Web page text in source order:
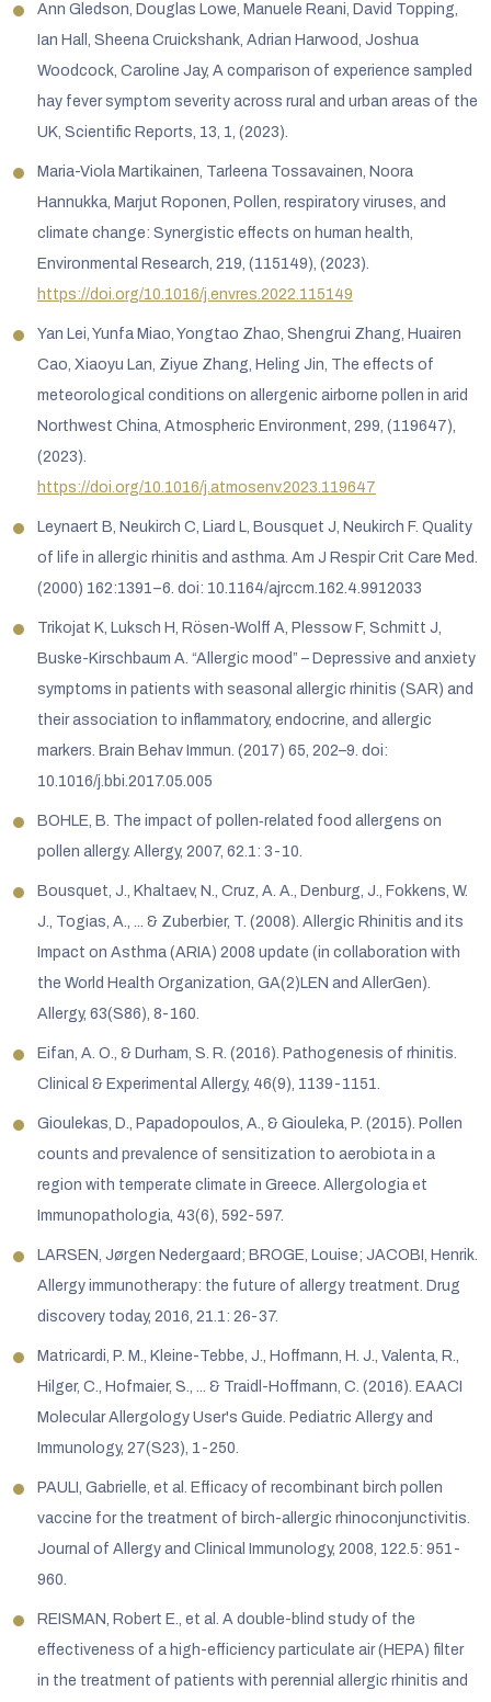
Ann Gledson, Douglas Lowe, Manuele Reani, David Topping,
Ian Hall, Sheena Cruickshank, Adrian Harwood, Joshua
Woodcock, Caroline Jay, A comparison of experience sampled
hay fever symptom severity across rural and urban areas of the
UK, Scientific Reports, 13, 1, (2023).
Maria-Viola Martikainen, Tarleena Tossavainen, Noora
Hannukka, Marjut Roponen, Pollen, respiratory viruses, and
climate change: Synergistic effects on human health,
Environmental Research, 219, (115149), (2023).
https://doi.org/10.1016/j.envres.2022.115149
Yan Lei, Yunfa Miao, Yongtao Zhao, Shengrui Zhang, Huairen
Cao, Xiaoyu Lan, Ziyue Zhang, Heling Jin, The effects of
meteorological conditions on allergenic airborne pollen in arid
Northwest China, Atmospheric Environment, 299, (119647),
(2023).
https://doi.org/10.1016/j.atmosenv.2023.119647
Leynaert B, Neukirch C, Liard L, Bousquet J, Neukirch F. Quality
of life in allergic rhinitis and asthma. Am J Respir Crit Care Med.
(2000) 162:1391–6. doi: 10.1164/ajrccm.162.4.9912033
Trikojat K, Luksch H, Rösen-Wolff A, Plessow F, Schmitt J,
Buske-Kirschbaum A. “Allergic mood” – Depressive and anxiety
symptoms in patients with seasonal allergic rhinitis (SAR) and
their association to inflammatory, endocrine, and allergic
markers. Brain Behav Immun. (2017) 65, 202–9. doi:
10.1016/j.bbi.2017.05.005
BOHLE, B. The impact of pollen‐related food allergens on
pollen allergy. Allergy, 2007, 62.1: 3-10.
Bousquet, J., Khaltaev, N., Cruz, A. A., Denburg, J., Fokkens, W.
J., Togias, A., ... & Zuberbier, T. (2008). Allergic Rhinitis and its
Impact on Asthma (ARIA) 2008 update (in collaboration with
the World Health Organization, GA(2)LEN and AllerGen).
Allergy, 63(S86), 8-160.
Eifan, A. O., & Durham, S. R. (2016). Pathogenesis of rhinitis.
Clinical & Experimental Allergy, 46(9), 1139-1151.
Gioulekas, D., Papadopoulos, A., & Giouleka, P. (2015). Pollen
counts and prevalence of sensitization to aerobiota in a
region with temperate climate in Greece. Allergologia et
Immunopathologia, 43(6), 592-597.
LARSEN, Jørgen Nedergaard; BROGE, Louise; JACOBI, Henrik.
Allergy immunotherapy: the future of allergy treatment. Drug
discovery today, 2016, 21.1: 26-37.
Matricardi, P. M., Kleine-Tebbe, J., Hoffmann, H. J., Valenta, R.,
Hilger, C., Hofmaier, S., ... & Traidl-Hoffmann, C. (2016). EAACI
Molecular Allergology User's Guide. Pediatric Allergy and
Immunology, 27(S23), 1-250.
PAULI, Gabrielle, et al. Efficacy of recombinant birch pollen
vaccine for the treatment of birch-allergic rhinoconjunctivitis.
Journal of Allergy and Clinical Immunology, 2008, 122.5: 951-
960.
REISMAN, Robert E., et al. A double-blind study of the
effectiveness of a high-efficiency particulate air (HEPA) filter
in the treatment of patients with perennial allergic rhinitis and